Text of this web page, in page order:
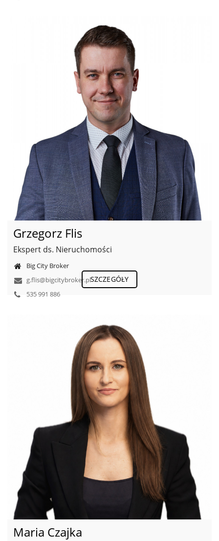
Grzegorz Flis
Ekspert ds. Nieruchomości
Big City Broker
g.flis@bigcitybroker.pl
535 991 886
SZCZEGÓŁY
Maria Czajka